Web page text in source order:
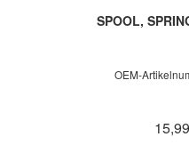
SPOOL,
OEM-